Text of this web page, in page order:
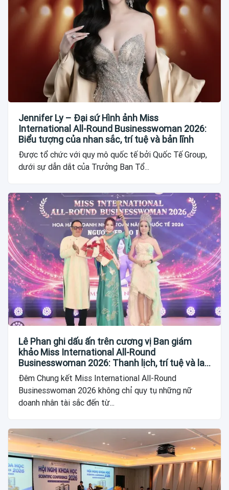
Jennifer Ly – Đại sứ Hình ảnh Miss
International All-Round Businesswoman 2026:
Biểu tượng của nhan sắc, trí tuệ và bản lĩnh
Được tổ chức với quy mô quốc tế bởi Quốc Tế Group,
dưới sự dẫn dắt của Trưởng Ban Tổ...
Lê Phan ghi dấu ấn trên cương vị Ban giám
khảo Miss International All-Round
Businesswoman 2026: Thanh lịch, trí tuệ và lan
tỏa giá trị của người phụ nữ hiện đại
Đêm Chung kết Miss International All-Round
Businesswoman 2026 không chỉ quy tụ những nữ
doanh nhân tài sắc đến từ...